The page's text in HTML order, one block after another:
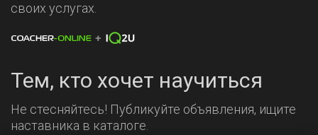
своих услугах.
Тем, кто хочет научиться
Не стесняйтесь! Публикуйте объявления, ищите
наставника в каталоге.